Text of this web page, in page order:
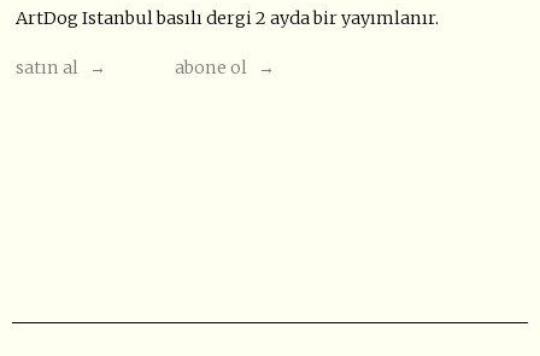
ArtDog Istanbul basılı dergi 2 ayda bir yayımlanır.
satın al → abone ol →